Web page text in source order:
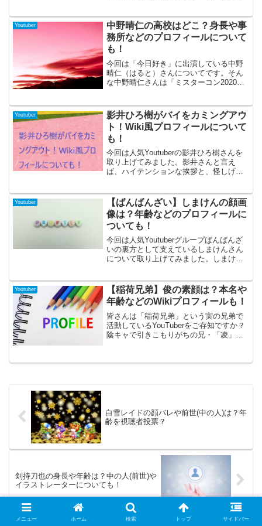
本名や年齢など、ひょうきんで素敵なイ
ケおじの気になる情報をまとめてみまし
た♪
Youtuber
中野晴仁の高校はどこ？身長や事
務所などのプロフィールについて
も！
今回は「今日好き」に出演している中野
晴仁（はると）さんについてです。そん
な中野晴仁さんは「ミスターコン2020」
のプロフィールなどを、まとめてみまし
た。中野晴仁の高校は...
Youtuber
影井ひろ樹がバイをカミングアウ
ト！Wiki風プロフィールについて
も！
今回は人気Youtuberの影井ひろ樹さんを
取り上げてみました。影井さんと言え
ば、ハイテンションな挨拶と、怪しげな
Youtubeチャンネルでカミングアウトした
こと...
Youtuber
【ばんばんざい】しまけんの顔画
像は？年齢などのプロフィールに
ついても！
今回は人気Youtuberグループばんばんざ
いの裏方として支えているしまけんさん
について取り上げてみました。しまけん
像については公開されていません。そこ
で今回はその気になる顔画像やプロフィ
ールについて迫ってみました。
Youtuber
【稲荷兄弟】俊の素顔は？本名や
年齢などのWikiプロフィールも！
皆さんは「稲荷兄弟」という実の兄弟で
活動しているYouTuberをご存知ですか？
陰キャで引きこもりがちの兄・「凌」さ
った掛け合いと兄弟だからこそ成せる
白雪レイドの顔バレや前世(中の人)は？年
齢を視聴者投票？
剣持刀也の身長や年齢は？中の人(前世)や
イラストレーターについても！
メニュー ホーム 検索 トップ サイドバー